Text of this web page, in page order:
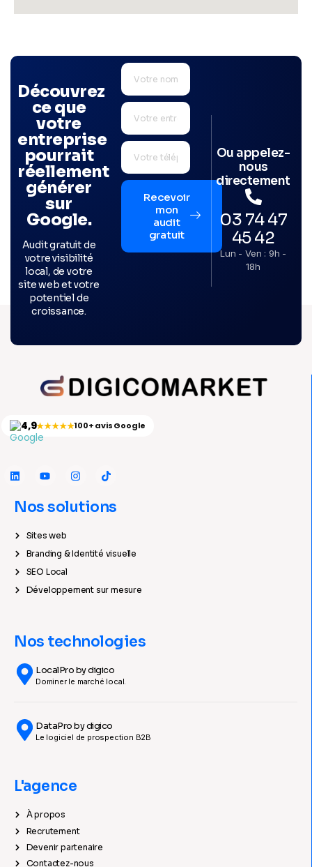
Découvrez
ce que
votre
entreprise
pourrait
réellement
générer
sur
Google.
Audit gratuit de
votre visibilité
local, de votre
site web et votre
potentiel de
croissance.
Recevoir
mon
audit
gratuit
Ou appelez-
nous
directement
03 74 47
45 42
Lun - Ven : 9h -
18h
4,9★★★★★100+ avis Google
Nos solutions
Sites web
Branding & Identité visuelle
SEO Local
Développement sur mesure
Nos technologies
LocalPro by digico
Dominer le marché local.
DataPro by digico
Le logiciel de prospection B2B
L'agence
À propos
Recrutement
Devenir partenaire
Contactez-nous